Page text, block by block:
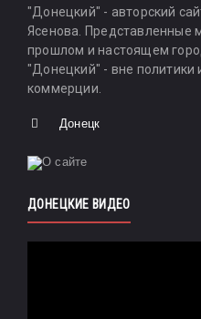
"Донецкий" - авторский
Ясенова. Представленные
прошлом и настоящем
"Донецкий" - вне политики
коммерции.
Донецк
ДОНЕЦКИЕ ВИДЕО